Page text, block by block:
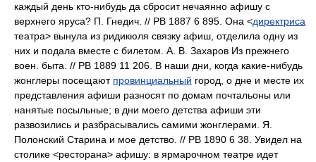
каждый день кто-нибудь да сбросит нечаянно афишу с
верхнего яруса? П. Гнедич. // РВ 1887 6 895. Она <директриса
театра> вынула из ридикюля связку афиш, отделила одну из
них и подала вместе с билетом. А. В. Захаров Из прежнего
воен. быта. // РВ 1889 11 206. В наши дни, когда какие-нибудь
жонглеры посещают провинциальный город, о дне и месте их
представления афиши разносят по домам почтальоны или
нанятые посыльные; в дни моего детства афиши эти
развозились и разбрасывались самими жонглерами. Я.
Полонский Старина и мое детство. // РВ 1890 6 38. Увидел на
столике <ресторана> афишу: в ярмарочном театре идет